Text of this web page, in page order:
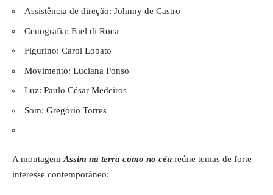
Assistência de direção: Johnny de Castro
Cenografia: Fael di Roca
Figurino: Carol Lobato
Movimento: Luciana Ponso
Luz: Paulo César Medeiros
Som: Gregório Torres
A montagem Assim na terra como no céu reúne temas de forte
interesse contemporâneo: